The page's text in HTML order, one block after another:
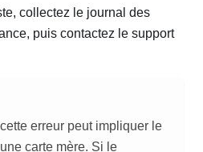
collectez le journal des
puis contactez le support
erreur peut impliquer le
carte mère. Si le